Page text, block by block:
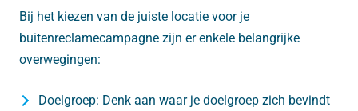
Bij het kiezen van de juiste locatie voor je
buitenreclamecampagne zijn er enkele belangrijke
overwegingen:
Doelgroep: Denk aan waar je doelgroep zich bevindt